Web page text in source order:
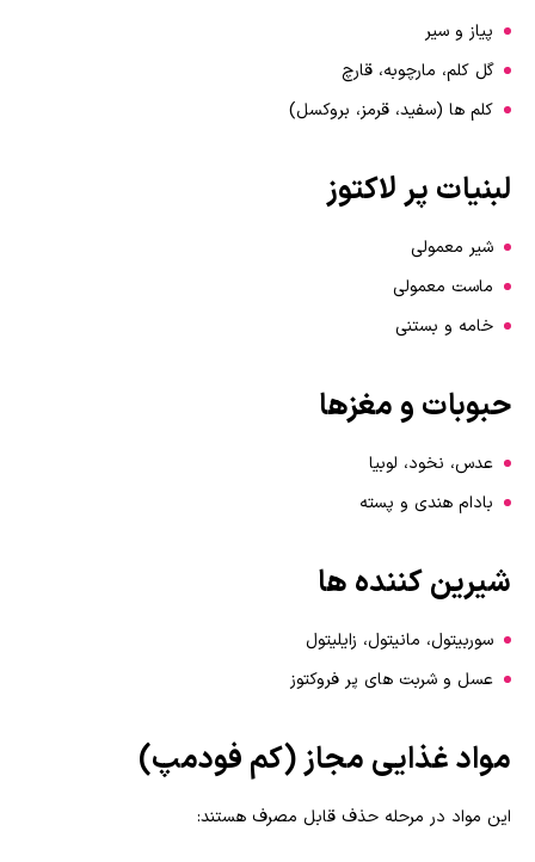
پیاز و سیر
گل کلم، مارچوبه، قارچ
کلم ها (سفید، قرمز، بروکسل)
لبنیات پر لاکتوز
شیر معمولی
ماست معمولی
خامه و بستنی
حبوبات و مغزها
عدس، نخود، لوبیا
بادام هندی و پسته
شیرین کننده ها
سوربیتول، مانیتول، زایلیتول
عسل و شربت های پر فروکتوز
مواد غذایی مجاز (کم فودمپ)
این مواد در مرحله حذف قابل مصرف هستند: